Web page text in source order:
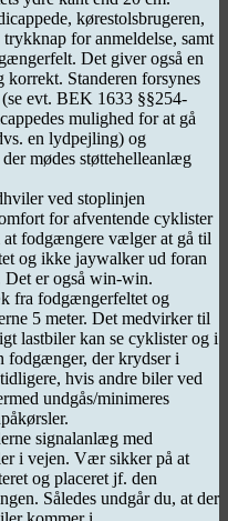
kørestolsbrugeren,
for anmeldelse, samt
Det giver også en
Standeren forsynes
evt. BEK 1633 §§254-
mulighed for at gå
en lydpejling) og
mødes støttehelleanlæg
ved stoplinjen
for afventende cyklister
fodgængere vælger at gå til
og ikke jaywalker ud foran
er også win-win.
fra fodgængerfeltet og
5 meter. Det medvirker til
lastbiler kan se cyklister og i
fodgænger, der krydser i
hvis andre biler ved
undgås/minimeres
signalanlæg med
i vejen. Vær sikker på at
og placeret jf. den
Således undgår du, at der